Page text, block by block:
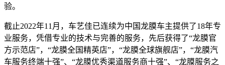
验。
截止2022年11月，车艺佳已连续为中国龙膜车主提供了18年专
业服务，凭借专业的技术与完善的服务，先后获得了“龙膜官
方示范店”，“龙膜全国精英店”，“龙膜全球旗舰店”，“龙膜汽
车服务终端十强”、“龙膜优秀渠道服务商十强”、“龙膜服务之